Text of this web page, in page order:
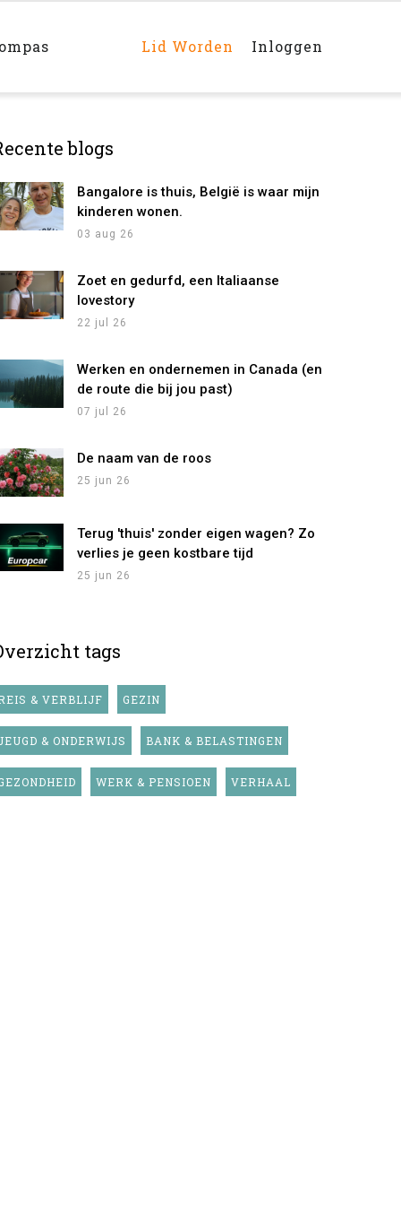
Main
rechts
Lid Worden Inloggen
blogs
Bangalore is thuis, België is waar mijn
kinderen wonen.
03 aug 26
Zoet en gedurfd, een Italiaanse
lovestory
22 jul 26
Werken en ondernemen in Canada (en
de route die bij jou past)
07 jul 26
De naam van de roos
25 jun 26
Terug 'thuis' zonder eigen wagen? Zo
verlies je geen kostbare tijd
25 jun 26
tags
& VERBLIJF GEZIN
& ONDERWIJS BANK & BELASTINGEN
WERK & PENSIOEN VERHAAL